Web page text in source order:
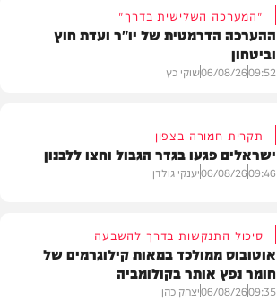
"המערכה השלישית בדרך"
ההערכה הדרמטית של יו"ר ועדת חוץ
וביטחון
09:52
06/08/26שוקי כץ
תקרית חמורה בצפון
ישראלים פגעו בגדר הגבול וחצו ללבנון
09:46
06/08/26יענקי גולדן
סיכול התנקשות בדרך להשבעה
אוטובוס ממולכד במאות קילוגרמים של
חומר נפץ אותר בקולומביה
09:35
06/08/26יצחק כהן